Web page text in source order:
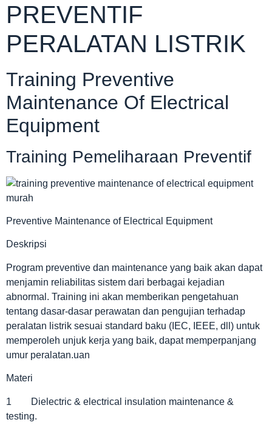
PREVENTIF
PERALATAN LISTRIK
Training Preventive
Maintenance Of Electrical
Equipment
Training Pemeliharaan Preventif
Preventive Maintenance of Electrical Equipment
Deskripsi
Program preventive dan maintenance yang baik akan dapat
menjamin reliabilitas sistem dari berbagai kejadian
abnormal. Training ini akan memberikan pengetahuan
tentang dasar-dasar perawatan dan pengujian terhadap
peralatan listrik sesuai standard baku (IEC, IEEE, dll) untuk
memperoleh unjuk kerja yang baik, dapat memperpanjang
umur peralatan.uan
Materi
1 Dielectric & electrical insulation maintenance &
testing.